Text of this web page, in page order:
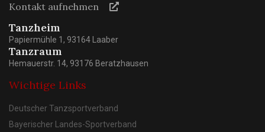
Kontakt aufnehmen
Tanzheim
Papiermühle 1, 93164 Laaber
Tanzraum
Hemauerstr. 14, 93176 Beratzhausen
Wichtige Links
Deutscher Tanzsportverband
Bayerischer Landes-Sportverband